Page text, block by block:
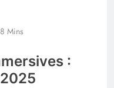
8 Mins
: